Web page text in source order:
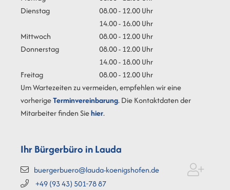
Dienstag
08.00 - 12.00 Uhr
14.00 - 16.00 Uhr
Mittwoch
08.00 - 12.00 Uhr
Donnerstag
08.00 - 12.00 Uhr
14.00 - 18.00 Uhr
Freitag
08.00 - 12.00 Uhr
Um Wartezeiten zu vermeiden, empfehlen wir eine
vorherigeTerminvereinbarung. Die Kontaktdaten der
Mitarbeiter finden Siehier.
Ihr Bürgerbüro in Lauda
buergerbuero@lauda-koenigshofen.de
+49 (9343) 501-7887